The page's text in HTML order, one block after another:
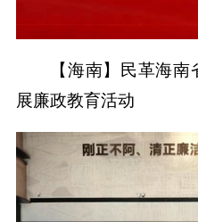
【海南】民革海
展廉政教育活动